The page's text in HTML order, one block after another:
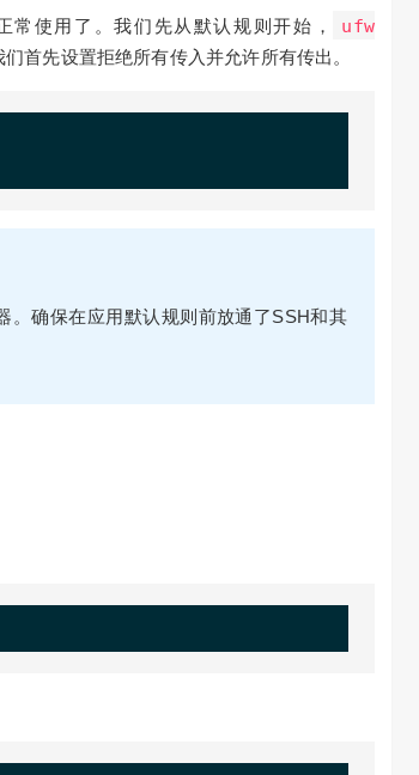
使用了。我们先从默认规则开始，
ufw
首先设置拒绝所有传入并允许所有传出。
。确保在应用默认规则前放通了SSH和其